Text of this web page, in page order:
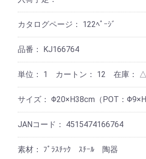
カタログページ： 122ﾍﾟｰｼﾞ
品番： KJ166764
単位： 1 カートン： 12 在庫： △
サイズ： Φ20×H38cm（POT：
JANコード： 4515474166764
素材： ﾌﾟﾗｽﾁｯｸ ｽﾁｰﾙ 陶器